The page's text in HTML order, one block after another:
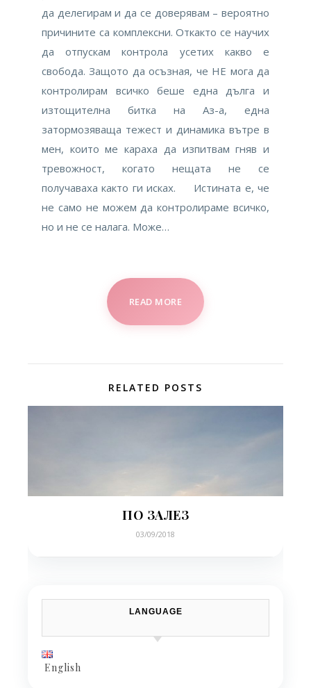
да делегирам и да се доверявам – вероятно
причините са комплексни. Откакто се научих
да отпускам контрола усетих какво е
свобода. Защото да осъзная, че НЕ мога да
контролирам всичко беше една дълга и
изтощителна битка на Аз-а, една
затормозяваща тежест и динамика вътре в
мен, които ме караха да изпитвам гняв и
тревожност, когато нещата не се
получаваха както ги исках. Истината е, че
не само не можем да контролираме всичко,
но и не се налага. Може…
READ MORE
RELATED POSTS
ПО ЗАЛЕЗ
03/09/2018
LANGUAGE
English